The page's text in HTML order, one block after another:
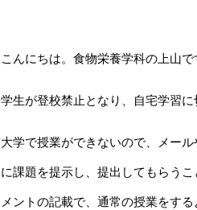
こんにちは。食物栄養学科の上山で
学生が登校禁止となり、自宅学習に
大学で授業ができないので、メー
に課題を提示し、提出してもらう
メントの記載で、通常の授業をす